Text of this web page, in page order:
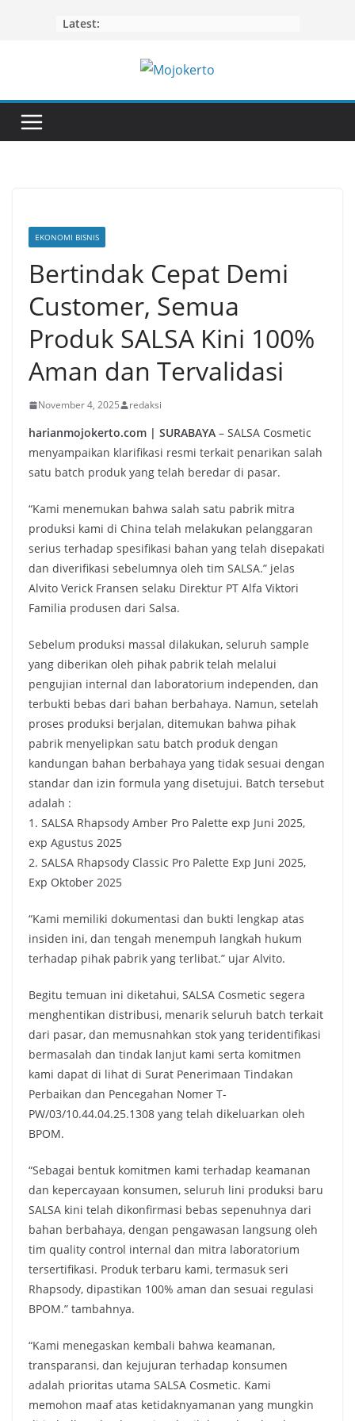
Latest:
EKONOMI BISNIS
Bertindak Cepat Demi
Customer, Semua
Produk SALSA Kini 100%
Aman dan Tervalidasi
November 4, 2025 redaksi
harianmojokerto.com | SURABAYA – SALSA Cosmetic
menyampaikan klarifikasi resmi terkait penarikan salah
satu batch produk yang telah beredar di pasar.
“Kami menemukan bahwa salah satu pabrik mitra
produksi kami di China telah melakukan pelanggaran
serius terhadap spesifikasi bahan yang telah disepakati
dan diverifikasi sebelumnya oleh tim SALSA.” jelas
Alvito Verick Fransen selaku Direktur PT Alfa Viktori
Familia produsen dari Salsa.
Sebelum produksi massal dilakukan, seluruh sample
yang diberikan oleh pihak pabrik telah melalui
pengujian internal dan laboratorium independen, dan
terbukti bebas dari bahan berbahaya. Namun, setelah
proses produksi berjalan, ditemukan bahwa pihak
pabrik menyelipkan satu batch produk dengan
kandungan bahan berbahaya yang tidak sesuai dengan
standar dan izin formula yang disetujui. Batch tersebut
adalah :
1.⁠ ⁠SALSA Rhapsody Amber Pro Palette exp Juni 2025,
exp Agustus 2025
2.⁠ ⁠SALSA Rhapsody Classic Pro Palette Exp Juni 2025,
Exp Oktober 2025
“Kami memiliki dokumentasi dan bukti lengkap atas
insiden ini, dan tengah menempuh langkah hukum
terhadap pihak pabrik yang terlibat.” ujar Alvito.
Begitu temuan ini diketahui, SALSA Cosmetic segera
menghentikan distribusi, menarik seluruh batch terkait
dari pasar, dan memusnahkan stok yang teridentifikasi
bermasalah dan tindak lanjut kami serta komitmen
kami dapat di lihat di Surat Penerimaan Tindakan
Perbaikan dan Pencegahan Nomer T-
PW/03/10.44.04.25.1308 yang telah dikeluarkan oleh
BPOM.
“Sebagai bentuk komitmen kami terhadap keamanan
dan kepercayaan konsumen, seluruh lini produksi baru
SALSA kini telah dikonfirmasi bebas sepenuhnya dari
bahan berbahaya, dengan pengawasan langsung oleh
tim quality control internal dan mitra laboratorium
tersertifikasi. Produk terbaru kami, termasuk seri
Rhapsody, dipastikan 100% aman dan sesuai regulasi
BPOM.” tambahnya.
“Kami menegaskan kembali bahwa keamanan,
transparansi, dan kejujuran terhadap konsumen
adalah prioritas utama SALSA Cosmetic. Kami
memohon maaf atas ketidaknyamanan yang mungkin